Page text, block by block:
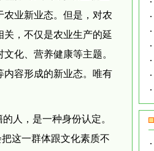
业新业态。但是，对农
，不仅是农业生产的延
化、营养健康等主题。
内容形成的新业态。唯有
人，是一种身份认定。
这一群体跟文化素质不